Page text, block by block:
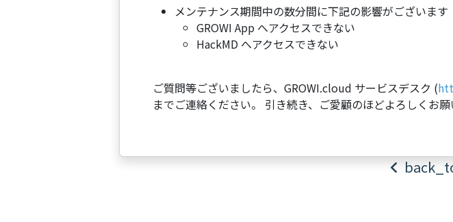
メンテナンス期間中の数分間に下記の影響がございます
GROWI App へアクセスできない
HackMD へアクセスできない
ご質問等ございましたら、GROWI.cloud サービスデスク (
までご連絡ください。 引き続き、ご愛顧のほどよろしくお願